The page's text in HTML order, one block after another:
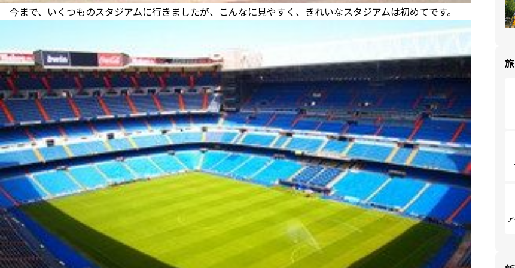
今まで、いくつものスタジアムに行きましたが、こんなに見やすく、きれいなスタジアムは初めてです。